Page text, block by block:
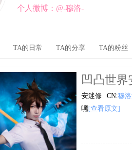
个人微博：@-穆洛-
TA的日常 TA的分享 TA的粉丝
凹凸世界
安迷修 CN:穆
嘿[查看原文]